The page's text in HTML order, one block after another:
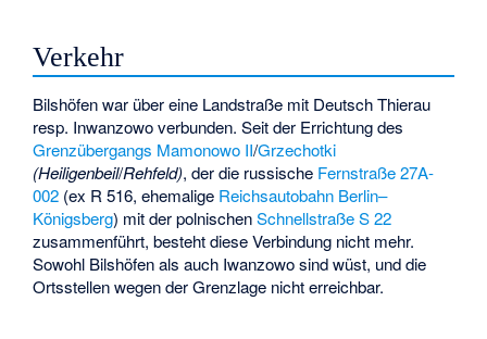
Verkehr
Bilshöfen war über eine Landstraße mit Deutsch Thierau
resp. Inwanzowo verbunden. Seit der Errichtung des
Grenzübergangs Mamonowo II/Grzechotki
(Heiligenbeil/Rehfeld), der die russische Fernstraße 27A-
002 (ex R 516, ehemalige Reichsautobahn Berlin–
Königsberg) mit der polnischenSchnellstraße S 22
zusammenführt, besteht diese Verbindung nicht mehr.
Sowohl Bilshöfen als auch Iwanzowo sind wüst, und die
Ortsstellen wegen der Grenzlage nicht erreichbar.